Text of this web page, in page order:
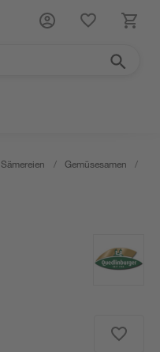
Sämereien / Gemüsesamen /